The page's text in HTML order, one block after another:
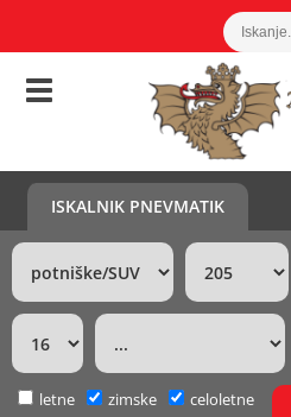
ISKALNIK PNEVMATIK
letne zimske
celoletne